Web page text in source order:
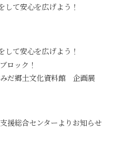
て安心を広げよう！
て安心を広げよう！
ロック！
郷土文化資料館 企画展
援総合センターよりお知らせ